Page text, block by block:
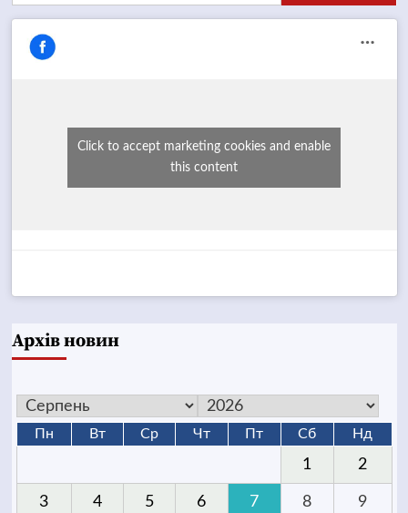
Click to accept marketing cookies and enable
this content
Архів новин
Пн Вт Ср Чт Пт Сб Нд
1 2
3 4 5 6 7 8 9